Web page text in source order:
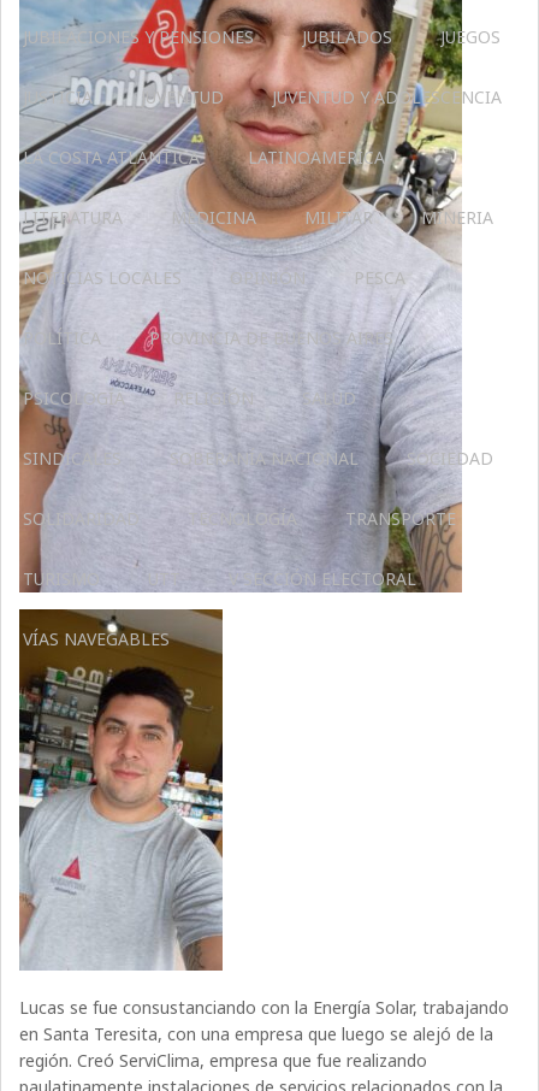
JUBILACIONES Y PENSIONES JUBILADOS JUEGOS
JUSTICIA JUVENTUD JUVENTUD Y ADOLESCENCIA
LA COSTA ATLÁNTICA LATINOAMERICA
LITERATURA MEDICINA MILITAR MINERIA
NOTICIAS LOCALES OPINIÓN PESCA
POLÍTICA PROVINCIA DE BUENOS AIRES
PSICOLOGÍA RELIGIÓN SALUD
SINDICALES SOBERANÍA NACIONAL SOCIEDAD
SOLIDARIDAD TECNOLOGÍA TRANSPORTE
TURISMO UTT V SECCIÓN ELECTORAL
VÍAS NAVEGABLES
Lucas se fue consustanciando con la Energía Solar, trabajando
en Santa Teresita, con una empresa que luego se alejó de la
región. Creó ServiClima, empresa que fue realizando